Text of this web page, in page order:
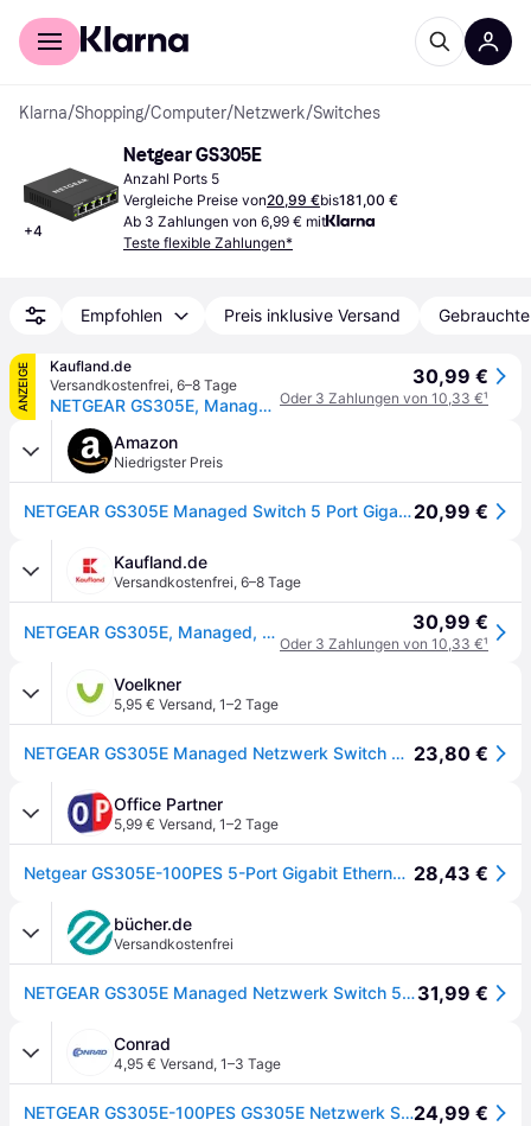
Für Shopper
Klarna/Shopping/Computer/Netzwerk/Switches
+4
Netgear GS305E
Anzahl Ports 5
Vergleiche Preise von20,99 €bis181,00 €
Ab 3 Zahlungen von 6,99 € mit
Teste flexible Zahlungen*
Empfohlen Preis inklusive Versand
ANZEIGE
Kaufland.de
Versandkostenfrei, 6–8 Tage
NETGEAR GS305E, Managed, Gigabit Ethernet (10/100/1000)
30,99 €
Oder 3 Zahlungen von 10,33 €¹
Amazon
Niedrigster Preis
NETGEAR GS305E Managed Switch 5 Port Gigabit Ethernet LAN Switch Plus (Plug-and-Play, Netzwerk Switch Managed, IGMP Snooping, QoS, VLAN, lüfterlos, Robustes Metallgehäuse), Schwarz20,99 €
Kaufland.de
Versandkostenfrei, 6–8 Tage
NETGEAR GS305E, Managed, Gigabit Ethernet (10/100/1000) 30,99 €
Oder 3 Zahlungen von 10,33 €¹
Voelkner
5,95 € Versand, 1–2 Tage
NETGEAR GS305E Managed Netzwerk Switch 5 Port 23,80 €
Office Partner
5,99 € Versand, 1–2 Tage
Netgear GS305E-100PES 5-Port Gigabit Ethernet Easy Smart Managed Essentials Switch 28,43 €
bücher.de
Versandkostenfrei
NETGEAR GS305E Managed Netzwerk Switch 5 Port31,99 €
Conrad
4,95 € Versand, 1–3 Tage
NETGEAR GS305E-100PES GS305E Netzwerk Switch 5 Port 16 GBit/s24,99 €